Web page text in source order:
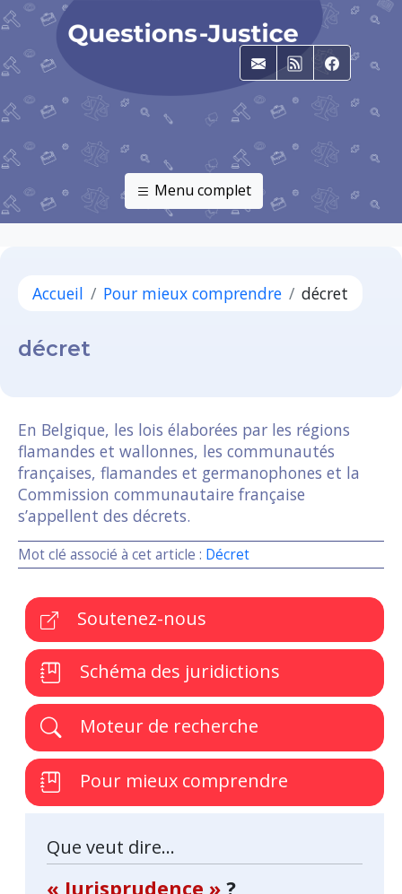
E-mailRSS
Menu complet
Accueil Pour mieux comprendre décret
décret
En Belgique, les lois élaborées par les régions
flamandes et wallonnes, les communautés
françaises, flamandes et germanophones et la
Commission communautaire française
s’appellent des décrets.
Mot clé associé à cet article : Décret
Soutenez-nous
Schéma des juridictions
Moteur de recherche
Pour mieux comprendre
Que veut dire...
« Jurisprudence » ?